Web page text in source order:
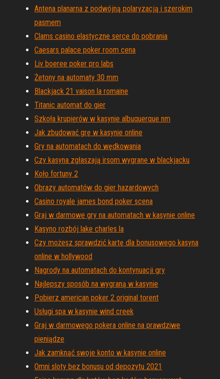
Antena planarna z podwójną polaryzacją i szerokim
pasmem
Clams casino elastyczne serce do pobrania
Caesars palace poker room cena
Liv boeree poker pro labs
Żetony na automaty 30 mm
Blackjack 21 vaison la romaine
Titanic automat do gier
Szkoła krupierów w kasynie albuquerque nm
Jak zbudować grę w kasynie online
Gry na automatach do wędkowania
Czy kasyna zgłaszają irsom wygrane w blackjacku
Koło fortuny 2
Obrazy automatów do gier hazardowych
Casino royale james bond poker scena
Graj w darmowe gry na automatach w kasynie online
Kasyno rozbój lake charles la
Czy możesz sprawdzić kartę dla bonusowego kasyna
online w hollywood
Nagrody na automatach do kontynuacji gry
Najlepszy sposób na wygraną w kasynie
Pobierz american poker 2 original torent
Usługi spa w kasynie wind creek
Graj w darmowego pokera online na prawdziwe
pieniądze
Jak zamknąć swoje konto w kasynie online
Omni sloty bez bonusu od depozytu 2021